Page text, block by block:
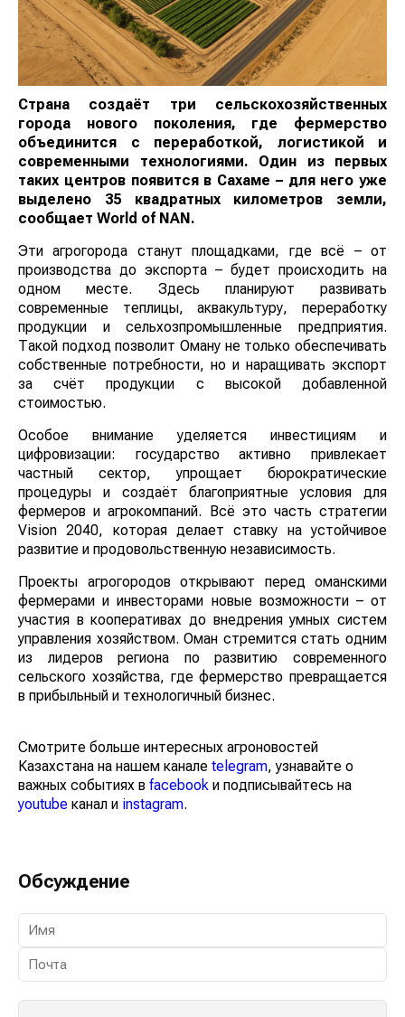
Страна создаёт три сельскохозяйственных
города нового поколения, где фермерство
объединится с переработкой, логистикой и
современными технологиями. Один из первых
таких центров появится в Сахаме – для него уже
выделено 35 квадратных километров земли,
сообщает World of NAN.
Эти агрогорода станут площадками, где всё – от
производства до экспорта – будет происходить на
одном месте. Здесь планируют развивать
современные теплицы, аквакультуру, переработку
продукции и сельхозпромышленные предприятия.
Такой подход позволит Оману не только обеспечивать
собственные потребности, но и наращивать экспорт
за счёт продукции с высокой добавленной
стоимостью.
Особое внимание уделяется инвестициям и
цифровизации: государство активно привлекает
частный сектор, упрощает бюрократические
процедуры и создаёт благоприятные условия для
фермеров и агрокомпаний. Всё это часть стратегии
Vision 2040, которая делает ставку на устойчивое
развитие и продовольственную независимость.
Проекты агрогородов открывают перед оманскими
фермерами и инвесторами новые возможности – от
участия в кооперативах до внедрения умных систем
управления хозяйством. Оман стремится стать одним
из лидеров региона по развитию современного
сельского хозяйства, где фермерство превращается в
прибыльный и технологичный бизнес.
Смотрите больше интересных агроновостей
Казахстана на нашем каналеtelegram , узнавайте о
важных событиях вfacebook и подписывайтесь на
youtube канал иinstagram
Обсуждение